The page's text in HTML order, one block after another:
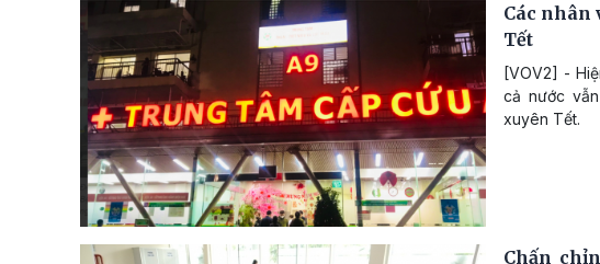
Các nhân
Tết
[VOV2] -
cả nước
xuyên Tết.
Chấn